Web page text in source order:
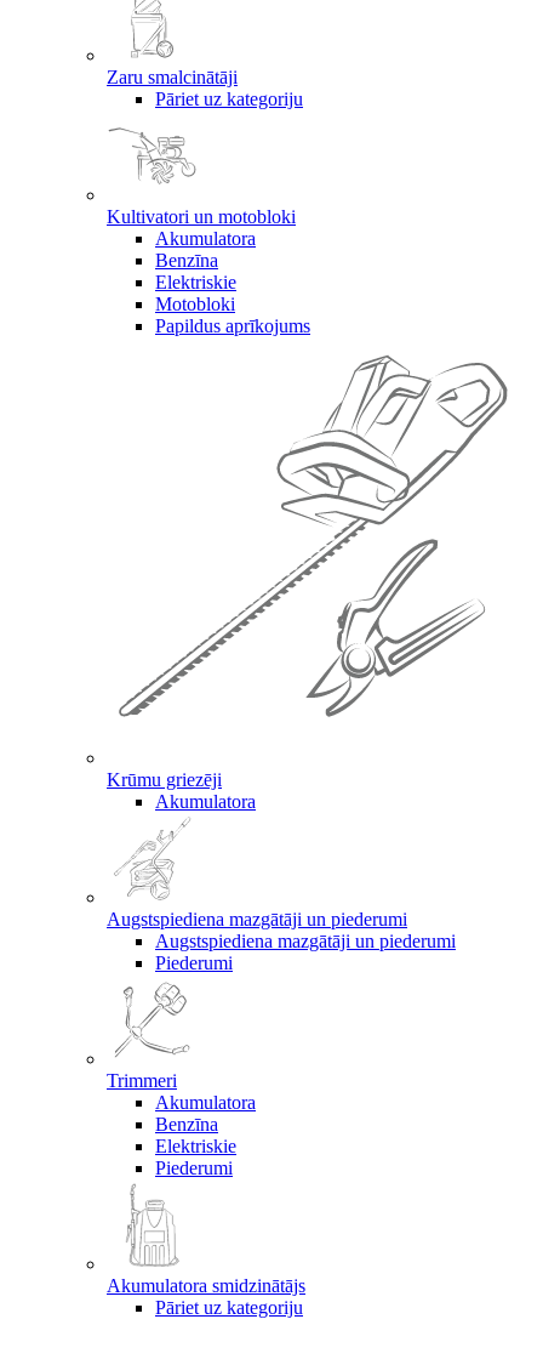
Zaru smalcinātāji
Pāriet uz kategoriju
Kultivatori un motobloki
Akumulatora
Benzīna
Elektriskie
Motobloki
Papildus aprīkojums
Krūmu griezēji
Akumulatora
Augstspiediena mazgātāji un piederumi
Augstspiediena mazgātāji un piederumi
Piederumi
Trimmeri
Akumulatora
Benzīna
Elektriskie
Piederumi
Akumulatora smidzinātājs
Pāriet uz kategoriju